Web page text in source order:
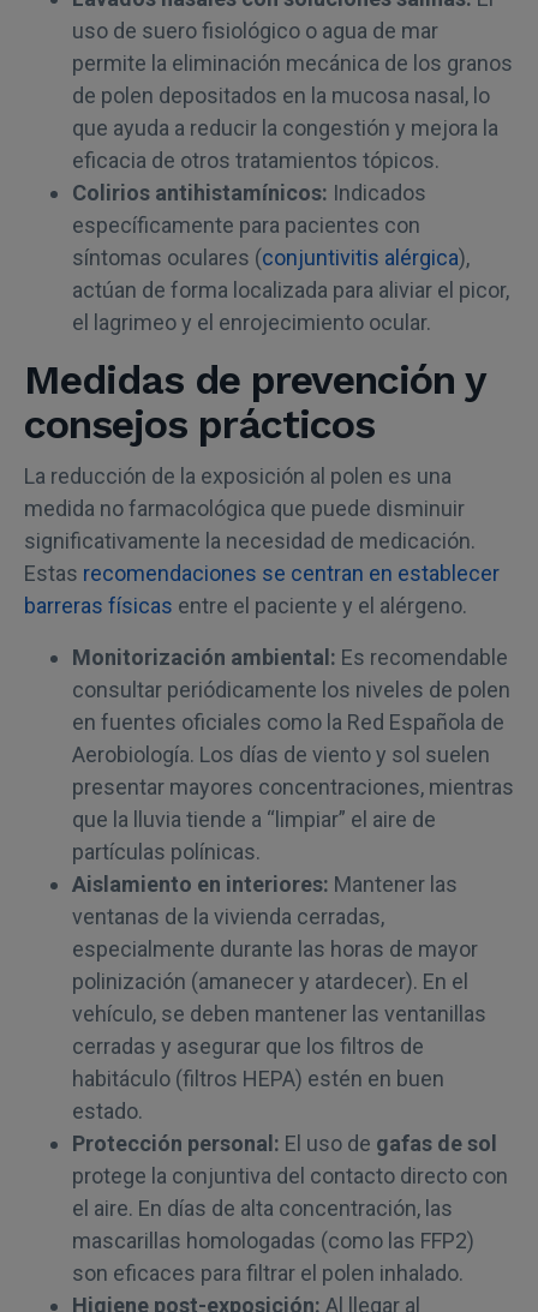
uso de suero fisiológico o agua de mar
permite la eliminación mecánica de los granos
de polen depositados en la mucosa nasal, lo
que ayuda a reducir la congestión y mejora la
eficacia de otros tratamientos tópicos.
Colirios antihistamínicos: Indicados
específicamente para pacientes con
síntomas oculares (conjuntivitis alérgica),
actúan de forma localizada para aliviar el picor,
el lagrimeo y el enrojecimiento ocular.
Medidas de prevención y
consejos prácticos
La reducción de la exposición al polen es una
medida no farmacológica que puede disminuir
significativamente la necesidad de medicación.
Estas recomendaciones se centran en establecer
barreras físicas entre el paciente y el alérgeno.
Monitorización ambiental: Es recomendable
consultar periódicamente los niveles de polen
en fuentes oficiales como la Red Española de
Aerobiología. Los días de viento y sol suelen
presentar mayores concentraciones, mientras
que la lluvia tiende a “limpiar” el aire de
partículas polínicas.
Aislamiento en interiores: Mantener las
ventanas de la vivienda cerradas,
especialmente durante las horas de mayor
polinización (amanecer y atardecer). En el
vehículo, se deben mantener las ventanillas
cerradas y asegurar que los filtros de
habitáculo (filtros HEPA) estén en buen
estado.
Protección personal: El uso de gafas de sol
protege la conjuntiva del contacto directo con
el aire. En días de alta concentración, las
mascarillas homologadas (como las FFP2)
son eficaces para filtrar el polen inhalado.
Higiene post-exposición: Al llegar al